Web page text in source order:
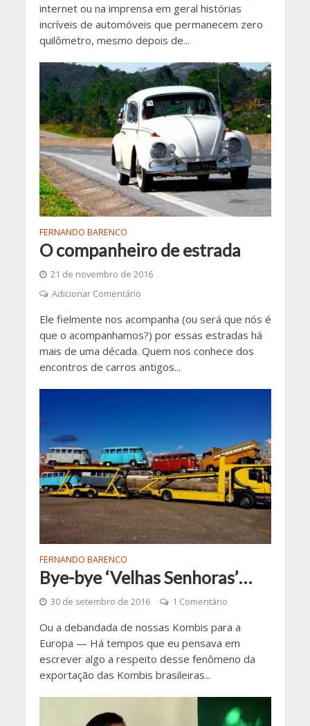
internet ou na imprensa em geral histórias
incríveis de automóveis que permanecem zero
quilômetro, mesmo depois de...
FERNANDO BARENCO
O companheiro de estrada
21 de novembro de 2016
Adicionar Comentário
Ele fielmente nos acompanha (ou será que nós é
que o acompanhamos?) por essas estradas há
mais de uma década. Quem nos conhece dos
encontros de carros antigos...
FERNANDO BARENCO
Bye-bye ‘Velhas Senhoras’…
30 de setembro de 2016 1 Comentário
Ou a debandada de nossas Kombis para a
Europa — Há tempos que eu pensava em
escrever algo a respeito desse fenômeno da
exportação das Kombis brasileiras...